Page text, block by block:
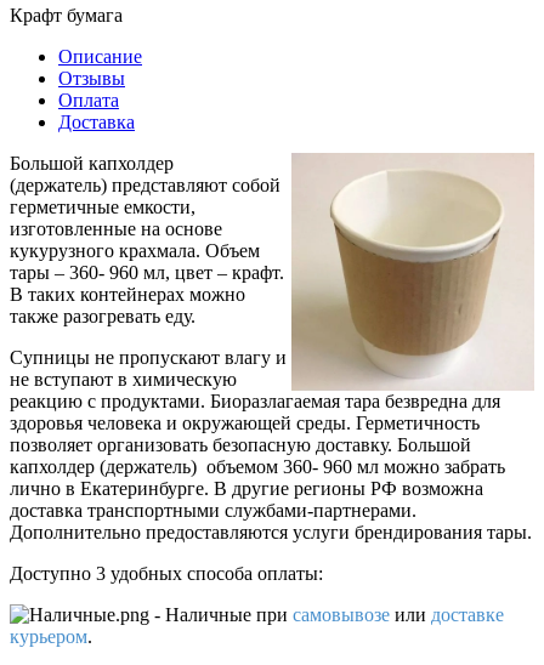
Крафт бумага
Описание
Отзывы
Оплата
Доставка
Большой капхолдер
(держатель) представляют собой
герметичные емкости,
изготовленные на основе
кукурузного крахмала. Объем
тары – 360- 960 мл, цвет – крафт.
В таких контейнерах можно
также разогревать еду.
Супницы не пропускают влагу и
не вступают в химическую
реакцию с продуктами. Биоразлагаемая тара безвредна для
здоровья человека и окружающей среды. Герметичность
позволяет организовать безопасную доставку. Большой
капхолдер (держатель) объемом 360- 960 мл можно забрать
лично в Екатеринбурге. В другие регионы РФ возможна
доставка транспортными службами-партнерами.
Дополнительно предоставляются услуги брендирования тары.
Доступно 3 удобных способа оплаты:
- Наличные при самовывозе или доставке
курьером.